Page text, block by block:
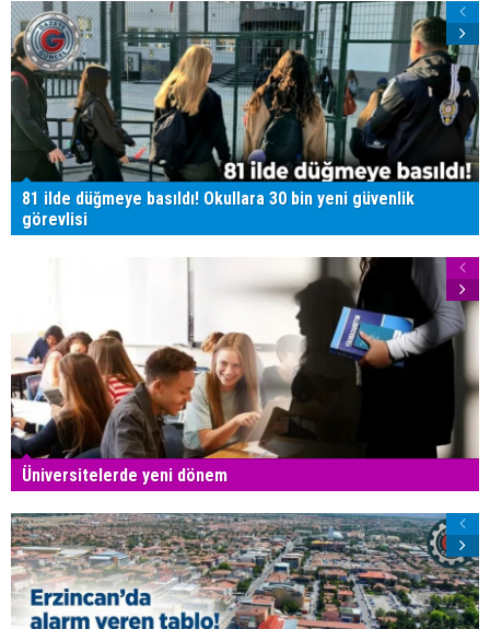
81 ilde düğmeye basıldı! Okullara 30 bin yeni güvenlik
görevlisi
Üniversitelerde yeni dönem